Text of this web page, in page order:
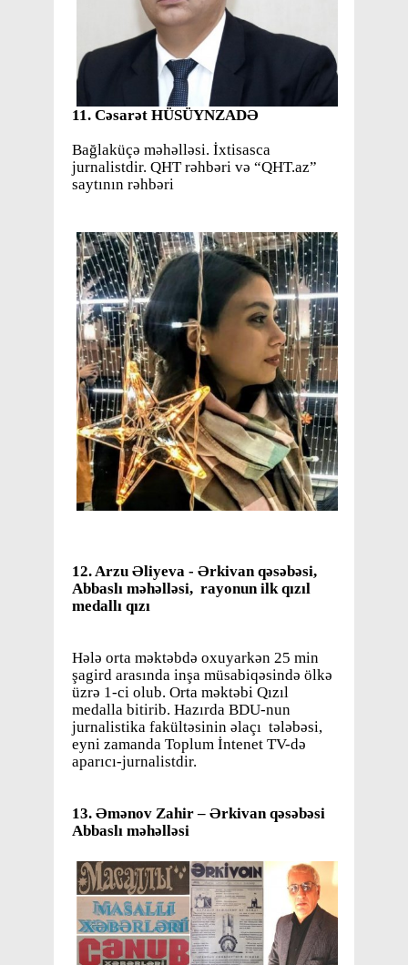
11. Cəsarət HÜSÜYNZADƏ
Bağlaküçə məhəlləsi. İxtisasca
jurnalistdir. QHT rəhbəri və “QHT.az”
saytının rəhbəri
12. Arzu Əliyeva - Ərkivan qəsəbəsi,
Abbaslı məhəlləsi, rayonun ilk qızıl
medallı qızı
Hələ orta məktəbdə oxuyarkən 25 min
şagird arasında inşa müsabiqəsində ölkə
üzrə 1-ci olub. Orta məktəbi Qızıl
medalla bitirib. Hazırda BDU-nun
jurnalistika fakültəsinin əlaçı tələbəsi,
eyni zamanda Toplum İntenet TV-də
aparıcı-jurnalistdir.
13. Əmənov Zahir – Ərkivan qəsəbəsi
Abbaslı məhəlləsi